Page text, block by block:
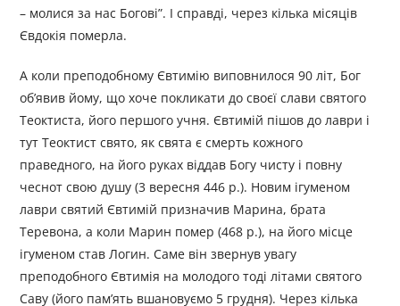
– молися за нас Богові”. І справді, через кілька місяців
Євдокія померла.
А коли преподобному Євтимію виповнилося 90 літ, Бог
об’явив йому, що хоче покликати до своєї слави святого
Теоктиста, його першого учня. Євтимій пішов до лаври і
тут Теоктист свято, як свята є смерть кожного
праведного, на його руках віддав Богу чисту і повну
чеснот свою душу (3 вересня 446 р.). Новим ігуменом
лаври святий Євтимій призначив Марина, брата
Теревона, а коли Марин помер (468 р.), на його місце
ігуменом став Логин. Саме він звернув увагу
преподобного Євтимія на молодого тоді літами святого
Саву (його пам’ять вшановуємо 5 грудня). Через кілька